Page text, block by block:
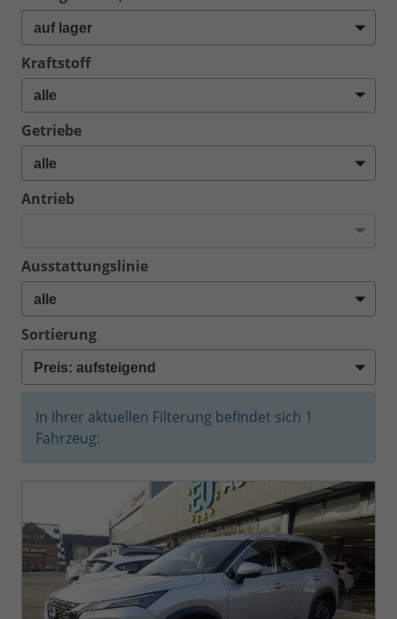
Kraftstoff
Getriebe
Antrieb
Ausstattungslinie
Sortierung
In Ihrer aktuellen Filterung befindet sich 1
Fahrzeug: